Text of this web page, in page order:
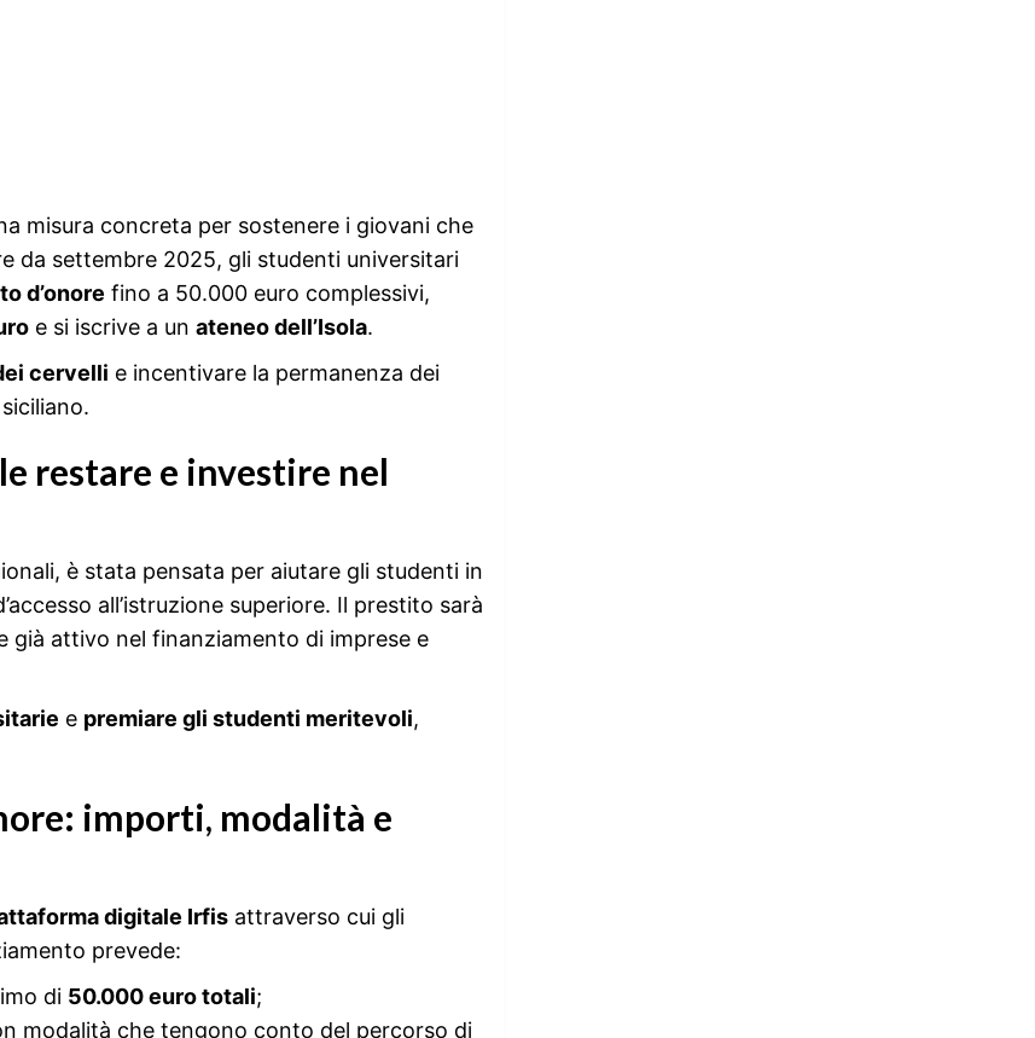
misura concreta per sostenere i giovani che
da settembre 2025, gli studenti universitari
d’onore fino a 50.000 euro complessivi,
e si iscrive a un ateneo dell’Isola.
cervelli e incentivare la permanenza dei
restare e investire nel
è stata pensata per aiutare gli studenti in
all’istruzione superiore. Il prestito sarà
già attivo nel finanziamento di imprese e
e premiare gli studenti meritevoli,
importi, modalità e
digitale Irfis attraverso cui gli
prevede:
di 50.000 euro totali;
modalità che tengono conto del percorso di